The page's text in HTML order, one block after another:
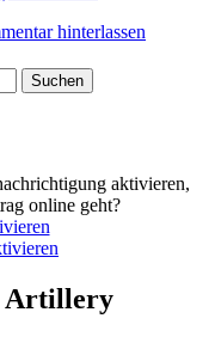
hinterlassen
aktivieren,
online geht?
Artillery